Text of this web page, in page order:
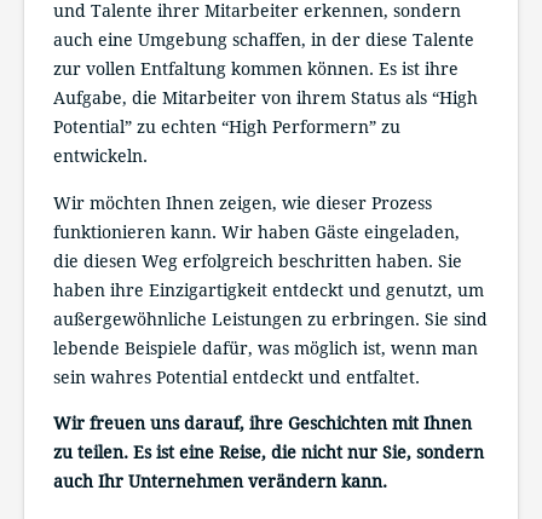
und Talente ihrer Mitarbeiter erkennen, sondern
auch eine Umgebung schaffen, in der diese Talente
zur vollen Entfaltung kommen können. Es ist ihre
Aufgabe, die Mitarbeiter von ihrem Status als “High
Potential” zu echten “High Performern” zu
entwickeln.
Wir möchten Ihnen zeigen, wie dieser Prozess
funktionieren kann. Wir haben Gäste eingeladen,
die diesen Weg erfolgreich beschritten haben. Sie
haben ihre Einzigartigkeit entdeckt und genutzt, um
außergewöhnliche Leistungen zu erbringen. Sie sind
lebende Beispiele dafür, was möglich ist, wenn man
sein wahres Potential entdeckt und entfaltet.
Wir freuen uns darauf, ihre Geschichten mit Ihnen
zu teilen. Es ist eine Reise, die nicht nur Sie, sondern
auch Ihr Unternehmen verändern kann.